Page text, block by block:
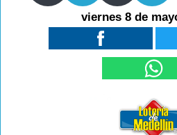
viernes 8 de